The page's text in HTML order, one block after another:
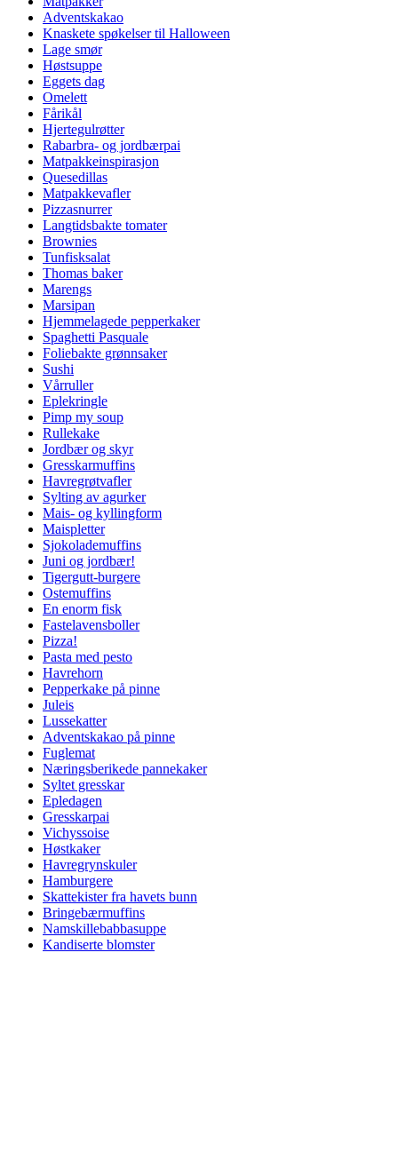
Adventskakao
Knaskete spøkelser til Halloween
Lage smør
Høstsuppe
Eggets dag
Omelett
Fårikål
Hjertegulrøtter
Rabarbra- og jordbærpai
Matpakkeinspirasjon
Quesedillas
Matpakkevafler
Pizzasnurrer
Langtidsbakte tomater
Brownies
Tunfisksalat
Thomas baker
Marengs
Marsipan
Hjemmelagede pepperkaker
Spaghetti Pasquale
Foliebakte grønnsaker
Sushi
Vårruller
Eplekringle
Pimp my soup
Rullekake
Jordbær og skyr
Gresskarmuffins
Havregrøtvafler
Sylting av agurker
Mais- og kyllingform
Maispletter
Sjokolademuffins
Juni og jordbær!
Tigergutt-burgere
Ostemuffins
En enorm fisk
Fastelavensboller
Pizza!
Pasta med pesto
Havrehorn
Pepperkake på pinne
Juleis
Lussekatter
Adventskakao på pinne
Fuglemat
Næringsberikede pannekaker
Syltet gresskar
Epledagen
Gresskarpai
Vichyssoise
Høstkaker
Havregrynskuler
Hamburgere
Skattekister fra havets bunn
Bringebærmuffins
Namskillebabbasuppe
Kandiserte blomster